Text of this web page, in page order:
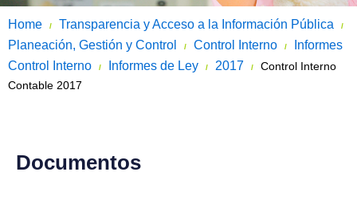
Home / Transparencia y Acceso a la Información Pública /
Planeación, Gestión y Control / Control Interno /
Informes
Control Interno
/ Informes de Ley / 2017 /
Control Interno
Contable 2017
Documentos